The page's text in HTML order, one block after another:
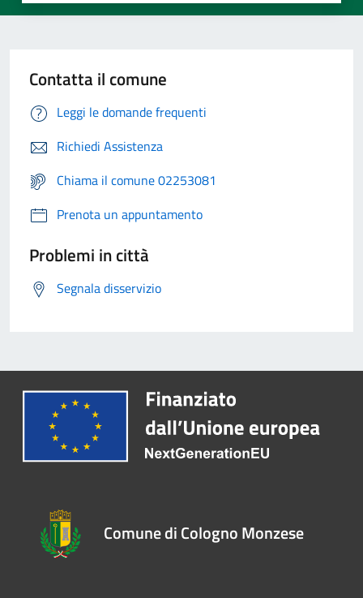
Contatta il comune
Leggi le domande frequenti
Richiedi Assistenza
Chiama il comune 02253081
Prenota un appuntamento
Problemi in città
Segnala disservizio
Comune di Cologno Monzese